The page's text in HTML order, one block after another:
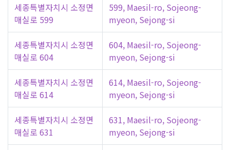
세종특별자치시 소정면
매실로 599
599, Maesil-ro, Sojeong-
myeon, Sejong-si
세종특별자치시 소정면
매실로 604
604, Maesil-ro, Sojeong-
myeon, Sejong-si
세종특별자치시 소정면
매실로 614
614, Maesil-ro, Sojeong-
myeon, Sejong-si
세종특별자치시 소정면
매실로 631
631, Maesil-ro, Sojeong-
myeon, Sejong-si